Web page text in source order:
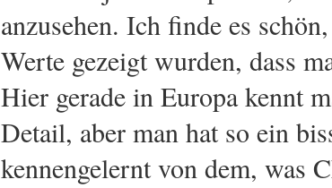
anzusehen. Ich finde es
Werte gezeigt wurden, dass
Hier gerade in Europa kennt
Detail, aber man hat so ein
kennengelernt von dem, was